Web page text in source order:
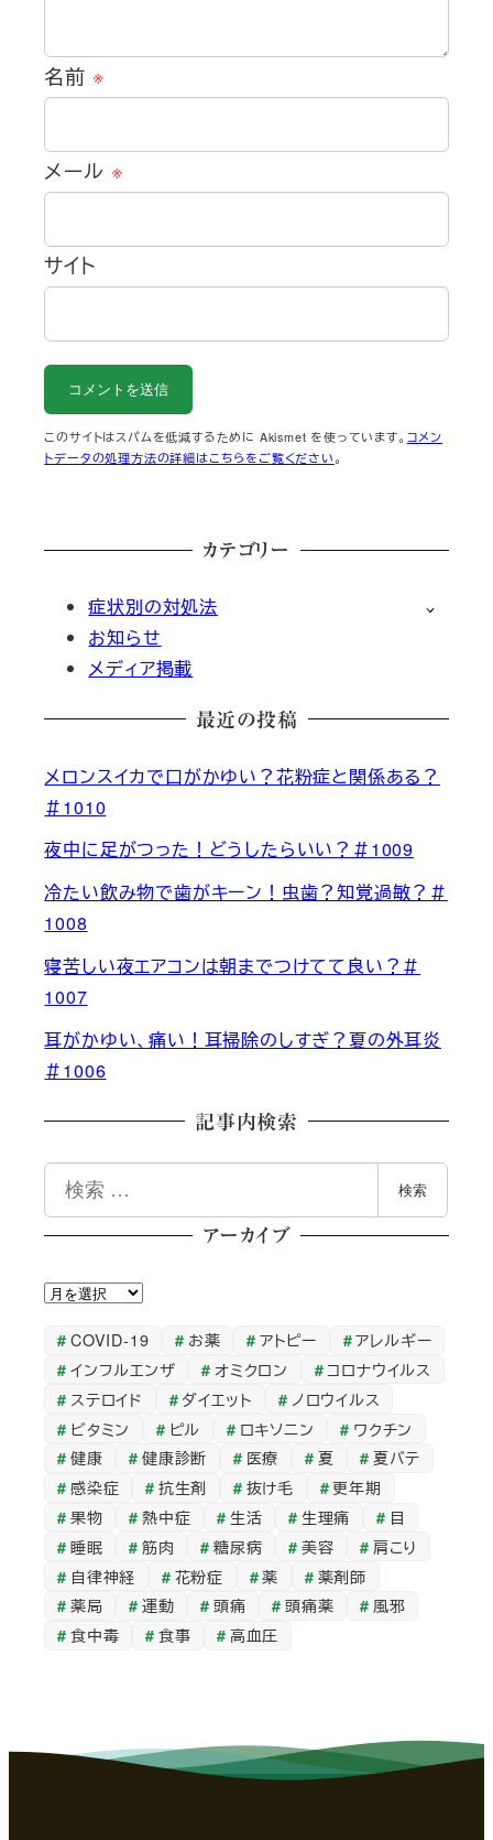
名前 ※
メール ※
サイト
このサイトはスパムを低減するために Akismet を使っています。 コメン
トデータの処理方法の詳細はこちらをご覧ください 。
カテゴリー
症状別の対処法
お知らせ
メディア掲載
最近の投稿
メロンスイカで口がかゆい？花粉症と関係ある？
＃1010
夜中に足がつった！どうしたらいい？＃1009
冷たい飲み物で歯がキーン！虫歯？知覚過敏？＃
1008
寝苦しい夜エアコンは朝までつけてて良い？＃
1007
耳がかゆい、痛い！耳掃除のしすぎ？夏の外耳炎
＃1006
記事内検索
索
検索
アーカイブ
ア
カ
イ
ブ
COVID-19 お薬 アトピー
アレルギー
インフルエンザ
オミクロン
コロナウイルス
ステロイド
ダイエット
ノロウイルス
ビタミン
ピル ロキソニン
ワクチン
健康
健康診断 医療 夏
夏バテ
感染症
抗生剤 抜け毛
更年期
果物
熱中症 生活 生理痛
目
睡眠
筋肉 糖尿病 美容
肩こり
自律神経
花粉症 薬
薬剤師
薬局
運動 頭痛 頭痛薬
風邪
食中毒
食事 高血圧